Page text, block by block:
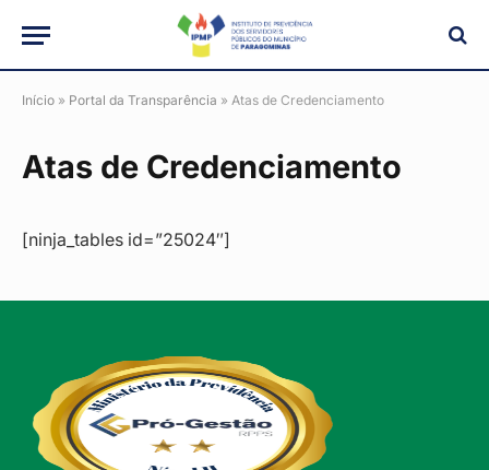
Início » Portal da Transparência » Atas de Credenciamento
Atas de Credenciamento
[ninja_tables id=”25024″]